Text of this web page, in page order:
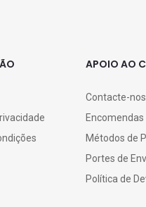
APOIO AO
Contacte-nos
Encomendas
Métodos de
Portes de
Política de